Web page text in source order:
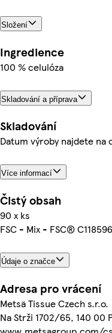
Složení
Ingredience
100 % celulóza
Skladování a příprava
Skladování
Datum výroby najdete na
Více informací
Čistý obsah
90 x ks
FSC - Mix - FSC®
Údaje o značce
Adresa pro vrácení
Metsä Tissue Czech s.r.o.
Na Strži 1702/65, 140 00